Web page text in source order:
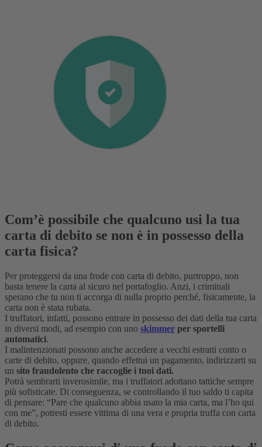
Com’è possibile che qualcuno usi la tua
carta di debito se non è in possesso della
carta fisica?
Per proteggersi da una frode con carta di debito, purtroppo, non
basta tenere la carta al sicuro nel portafoglio. Anzi, i criminali
sperano che tu non ti accorga di nulla proprio perché, fisicamente, la
carta non è stata rubata.
I truffatori, infatti, possono entrare in possesso dei dati della tua carta
in diversi modi, ad esempio con uno skimmer per sportelli
automatici.
I malintenzionati possono anche accedere a vecchi estratti conto o
carte di debito, oppure, quando effettui un pagamento, indirizzarti su
un sito fraudolento che raccoglie i tuoi dati.
Potrà sembrarti inverosimile, ma i truffatori adottano tattiche sempre
più sofisticate. Di conseguenza, se controllando il tuo saldo ti capita
di pensare: “Pare che qualcuno abbia usato la mia carta, ma l’ho qui
con me”, potresti essere vittima di una vera e propria truffa con carta
di debito.